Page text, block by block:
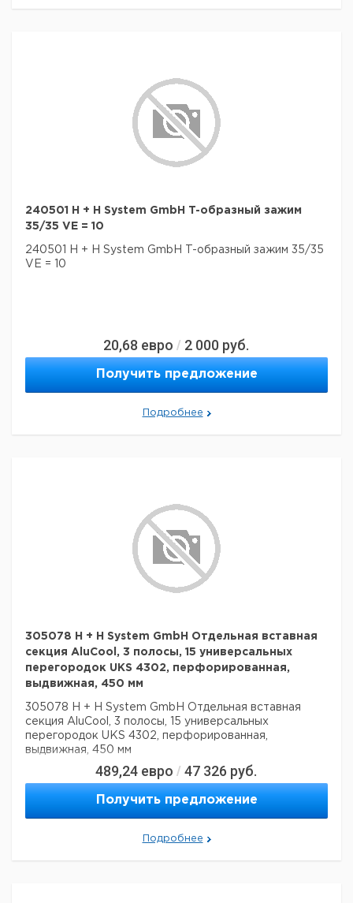
240501 H + H System GmbH T-образный зажим
35/35 VE = 10
240501 H + H System GmbH T-образный зажим 35/35
VE = 10
20,68 евро / 2 000 руб.
Получить предложение
Подробнее
305078 H + H System GmbH Отдельная вставная
секция AluCool, 3 полосы, 15 универсальных
перегородок UKS 4302, перфорированная,
выдвижная, 450 мм
305078 H + H System GmbH Отдельная вставная
секция AluCool, 3 полосы, 15 универсальных
перегородок UKS 4302, перфорированная,
выдвижная, 450 мм
489,24 евро / 47 326 руб.
Получить предложение
Подробнее